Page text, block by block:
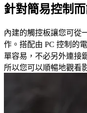
針對簡易控制
內建的觸控板讓您可從
作。搭配由 PC 控制的
單容易，不必另外連接
所以您可以順暢地觀看